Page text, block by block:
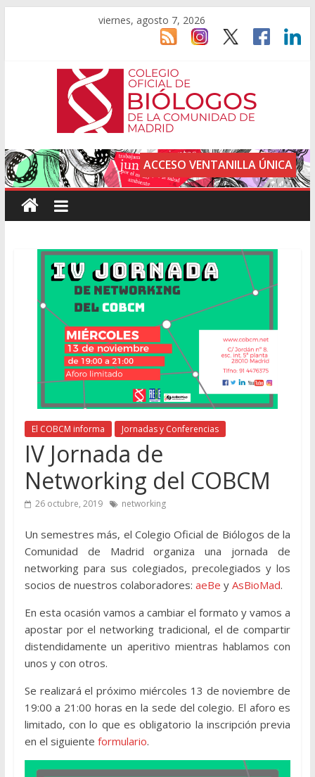
viernes, agosto 7, 2026
ACCESO VENTANILLA ÚNICA
El COBCM informa Jornadas y Conferencias
IV Jornada de
Networking del COBCM
26 octubre, 2019 networking
Un semestres más, el Colegio Oficial de Biólogos de la
Comunidad de Madrid organiza una jornada de
networking para sus colegiados, precolegiados y los
socios de nuestros colaboradores: aeBe y AsBioMad.
En esta ocasión vamos a cambiar el formato y vamos a
apostar por el networking tradicional, el de compartir
distendidamente un aperitivo mientras hablamos con
unos y con otros.
Se realizará el próximo miércoles 13 de noviembre de
19:00 a 21:00 horas en la sede del colegio. El aforo es
limitado, con lo que es obligatorio la inscripción previa
en el siguiente formulario.